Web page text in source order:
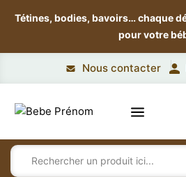
Tétines, bodies, bavoirs…chaque
pour votre
Nous contacter